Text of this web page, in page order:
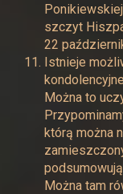
szczyt
22
Istnieje
Można to
którą można
Można tam